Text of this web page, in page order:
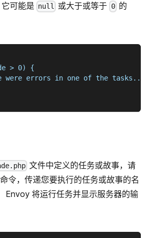
可能是 null 或大于或等于 0的
> 0) {
were errors in one of the tasks...
文件中定义的任务或故事，请
命令，传递您要执行的任务或故事的名
Envoy 将运行任务并显示服务器的输